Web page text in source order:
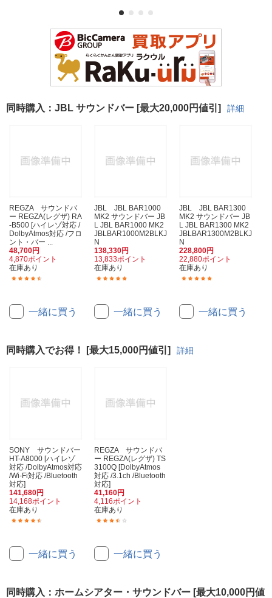
同時購入：JBL サウンドバー [最大20,000円値引] 詳細
REGZA サウンドバ
ー REGZA(レグザ) RA
-B500 [ハイレゾ対応 /
DolbyAtmos対応 /フロ
ント・バー ...
48,700円
4,870ポイント
在庫あり
一緒に買う
JBL JBL BAR1000
MK2 サウンドバー JB
L JBL BAR1000 MK2
JBLBAR1000M2BLKJ
N
138,330円
13,833ポイント
在庫あり
一緒に買う
JBL JBL BAR1300
MK2 サウンドバー JB
L JBL BAR1300 MK2
JBLBAR1300M2BLKJ
N
228,800円
22,880ポイント
在庫あり
一緒に買う
同時購入でお得！ [最大15,000円値引] 詳細
SONY サウンドバー
HT-A8000 [ハイレゾ
対応 /DolbyAtmos対応
/Wi-Fi対応 /Bluetooth
対応]
141,680円
14,168ポイント
在庫あり
一緒に買う
REGZA サウンドバ
ー REGZA(レグザ) TS
3100Q [DolbyAtmos
対応 /3.1ch /Bluetooth
対応]
41,160円
4,116ポイント
在庫あり
一緒に買う
同時購入：ホームシアター・サウンドバー [最大10,000円値